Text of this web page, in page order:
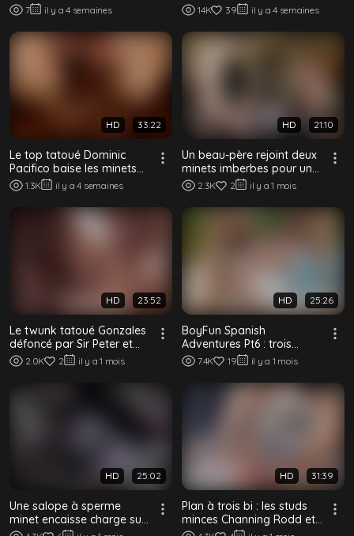
7 il y a 4 semaines
dans un plan à trois bi
sans capote
14K 39 il y a 4 semaines
HD 33:22
Le top tatoué Dominic
Pacifico baise les minets
Andy Taylor et Ian Levine
sans capote
1.3K il y a 4 semaines
HD 21:10
Un beau-père rejoint deux
minets imberbes pour un
plan à trois à cru au salon
2.3K 2 il y a 1 mois
HD 23:52
Le twunk tatoué Gonzales
défoncé par Sir Peter et
Marlon Costa
2.0K 2 il y a 1 mois
HD 25:26
BoyFun Spanish
Adventures Pt6 : trois
minets baisent sans
capote dehors au bord
7.4K 19 il y a 1 mois
HD 25:02
Une salope à sperme
minet encaisse charge sur
charge à cru
HD 31:39
Plan à trois bi : les studs
minces Channing Rodd et
Jayden Marcos se